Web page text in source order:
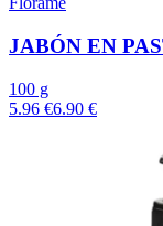
JABÓN EN
100 g
5.96 €6.90 €